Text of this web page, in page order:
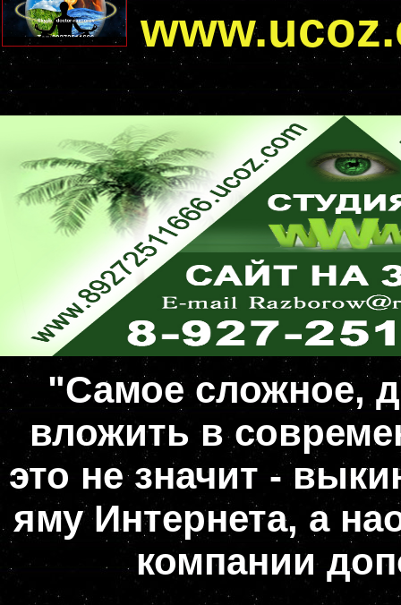
"Самое сложное,
вложить в
это не значит -
яму Интернета, а
компании